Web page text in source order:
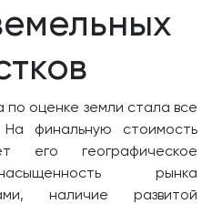
по оценке земли стала все
финальную стоимость
его географическое
рынка
наличие развитой